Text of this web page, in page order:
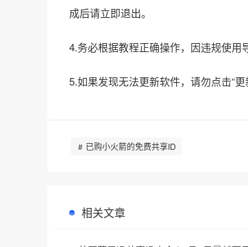
成后请立即退出。
4.务必根据教程正确操作，因违规使用
5.如果发现无法更新软件，请勿点击“
已购小火箭的免费共享ID
相关文章